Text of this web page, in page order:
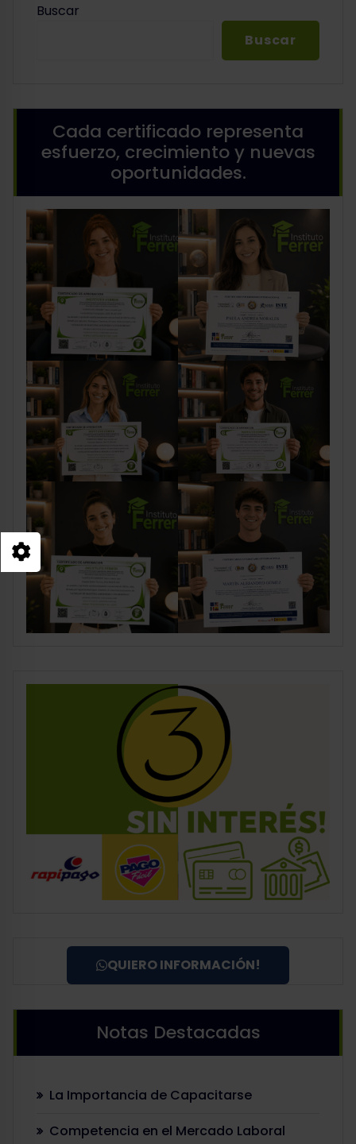
Buscar
Buscar
Cada certificado representa
esfuerzo, crecimiento y nuevas
oportunidades.
QUIERO INFORMACIÓN!
Notas Destacadas
La Importancia de Capacitarse
Competencia en el Mercado Laboral